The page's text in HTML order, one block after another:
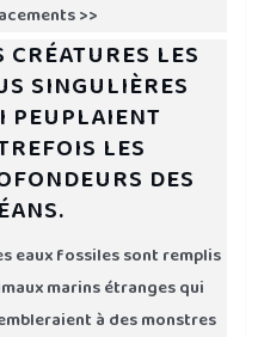
>>
CRÉATURES LES
SINGULIÈRES
PEUPLAIENT
LES
DES
eaux fossiles sont remplis
marins étranges qui
à des monstres